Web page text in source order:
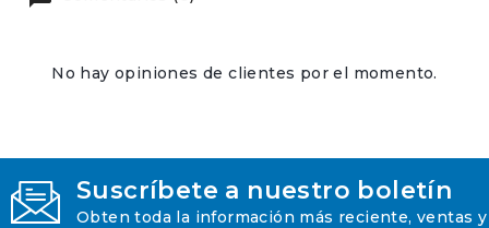
No hay opiniones de clientes por el momento.
Suscríbete a nuestro boletín
Obten toda la información más reciente, ventas y